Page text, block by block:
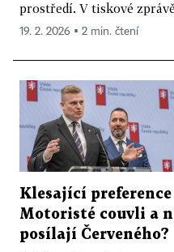
prostředí. V tiskové
19. 2. 2026 ▪ 2 min. čtení
Klesající
Motoristé couvli a
posílají Červeného?